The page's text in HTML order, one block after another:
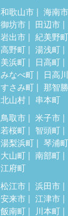
和歌山市 海南市
御坊市
田辺市
岩出市
紀美野町
高野町
湯浅町
美浜町
日高町
みなべ町
日高
すさみ町
那智
北山村
串本町
鳥取市 米子市
若桜町
智頭町
湯梨浜町
琴浦町
大山町
南部町
江府町
松江市 浜田市
安来市
江津市
飯南町
川本町